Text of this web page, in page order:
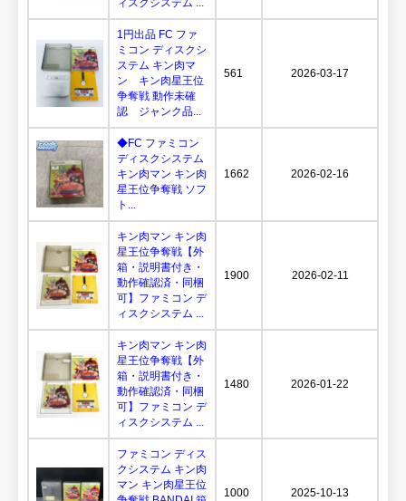
ィスクシステム ...
1円出品 FC ファ
ミコン ディスクシ
ステム キン肉マ
ン キン肉星王位
争奪戦 動作未確
認 ジャンク品...
561 2026-03-17
◆FC ファミコン
ディスクシステム
キン肉マン キン肉
星王位争奪戦 ソフ
ト...
1662 2026-02-16
キン肉マン キン肉
星王位争奪戦【外
箱・説明書付き・
動作確認済・同梱
可】ファミコン デ
ィスクシステム ...
1900 2026-02-11
キン肉マン キン肉
星王位争奪戦【外
箱・説明書付き・
動作確認済・同梱
可】ファミコン デ
ィスクシステム ...
1480 2026-01-22
ファミコン ディス
クシステム キン肉
マン キン肉星王位
1000 2025-10-13